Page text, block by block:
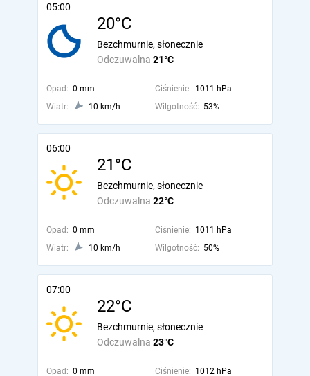
05:00
20°C
Odczuwalna 21°C
Bezchmurnie, słonecznie
Opad: 0 mm Ciśnienie: 1011 hPa
Wiatr:
10 km/h Wilgotność: 53%
06:00
21°C
Odczuwalna 22°C
Bezchmurnie, słonecznie
Opad: 0 mm Ciśnienie: 1011 hPa
Wiatr:
10 km/h Wilgotność: 50%
07:00
22°C
Odczuwalna 23°C
Bezchmurnie, słonecznie
Opad: 0 mm Ciśnienie: 1012 hPa